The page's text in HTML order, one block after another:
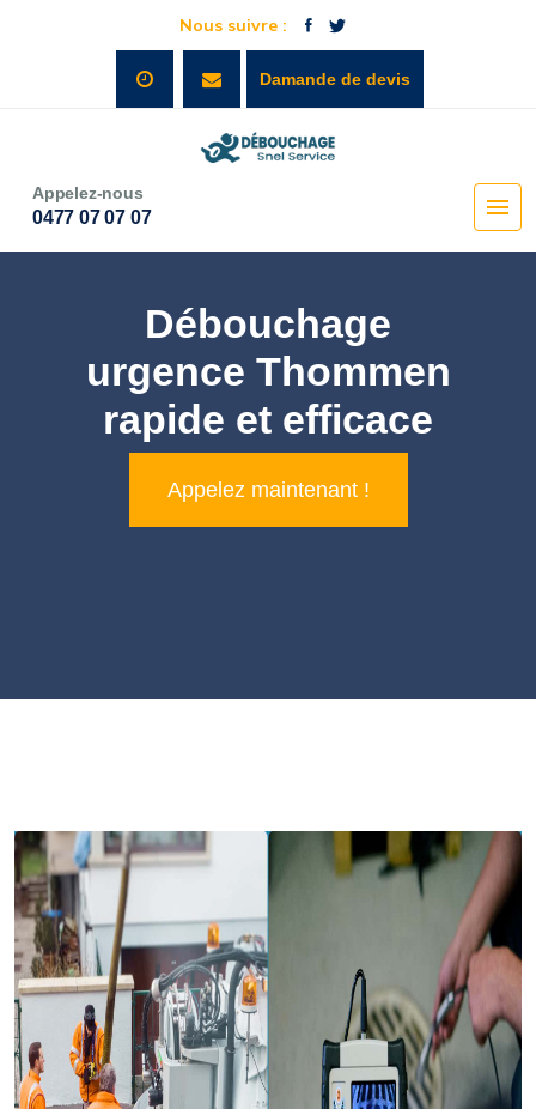
Nous suivre :
Damande de devis
Appelez-nous
0477 07 07 07
Débouchage
urgence Thommen
rapide et efficace
Appelez maintenant !